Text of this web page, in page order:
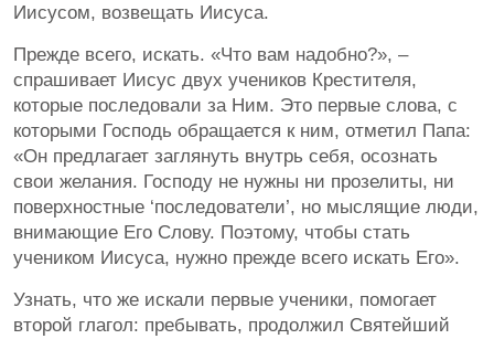
Иисусом, возвещать Иисуса.
Прежде всего, искать. «Что вам надобно?», –
спрашивает Иисус двух учеников Крестителя,
которые последовали за Ним. Это первые слова, с
которыми Господь обращается к ним, отметил Папа:
«Он предлагает заглянуть внутрь себя, осознать
свои желания. Господу не нужны ни прозелиты, ни
поверхностные ‘последователи’, но мыслящие люди,
внимающие Его Слову. Поэтому, чтобы стать
учеником Иисуса, нужно прежде всего искать Его».
Узнать, что же искали первые ученики, помогает
второй глагол: пребывать, продолжил Святейший